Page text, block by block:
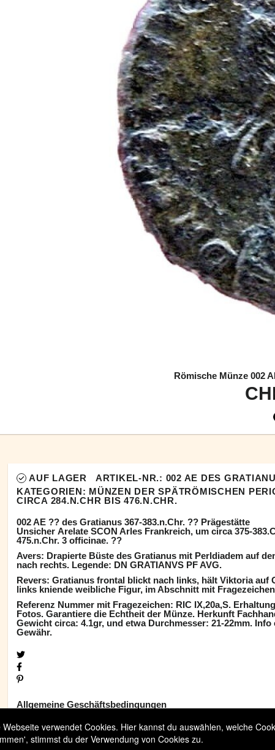
Römische Münze 002
AUF LAGER
ARTIKEL-NR.: 002 AE DES
KATEGORIEN: MÜNZEN DER SPÄTRÖMISCHEN
CIRCA 284.N.CHR BIS 476.N.CHR.
002 AE ?? des Gratianus 367-383.n.Chr. ?? Prägestätte
Unsicher Arelate SCON Arles Frankreich, um circa 375-
475.n.Chr. 3 officinae. ??
Avers: Drapierte Büste des Gratianus mit Perldiadem auf
nach rechts. Legende: DN GRATIANVS PF AVG.
Revers: Gratianus frontal blickt nach links, hält Viktoria auf
links kniende weibliche Figur, im Abschnitt mit
Referenz Nummer mit Fragezeichen: RIC IX,20a,S.
Fotos. Garantiere die Echtheit der Münze. Herkunft
Gewicht circa: 4.1gr, und etwa Durchmesser: 21-22mm. Info
Gewähr.
Allgemeine Geschäftsbedingungen
Versandbedingungen
Webseite verwendet Cookies. Hier kannst du auswählen, welche
stimmst du der Verwendung von Cookies zu.